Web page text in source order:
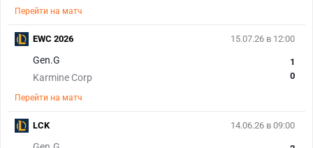
Перейти на матч
15.07.26 в 12:00
Gen.G
Karmine Corp
1
0
Перейти на матч
EWC 2026
14.06.26 в 09:00
LCK